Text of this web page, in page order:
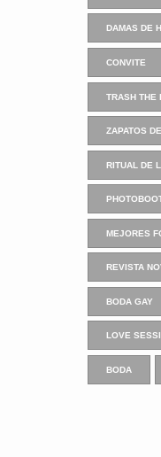
DAMAS DE
CONVITE
TRASH THE
ZAPATOS
RITUAL DE
MEJORES
REVISTA
BODA GAY
LOVE
BODA